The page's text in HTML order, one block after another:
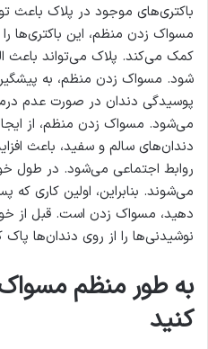
باکتری‌های موجود در پلاک باعث
مسواک زدن منظم، این باکتری‌ها
کمک می‌کند. پلاک می‌تواند باعث
شود. مسواک زدن منظم، به
پوسیدگی دندان در صورت عدم
می‌شود. مسواک زدن منظم، از
دندان‌های سالم و سفید، باعث
روابط اجتماعی می‌شود. در طول
می‌شوند. بنابراین، اولین کاری که
دهید، مسواک زدن است. قبل از
نوشیدنی‌ها را از روی دندان‌ها پاک
به طور منظم
کنید